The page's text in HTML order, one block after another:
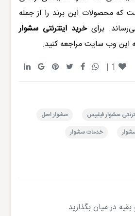
که محصولات این برند را از جمله
برایخرید اینترنتی سشوار
وب سایت مراجعه کنید.
1
|
سشوار فیلیپس
سشوار اصل
خدمات سشوار
در میان بگذارید